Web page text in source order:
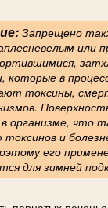
Запрещено
или
которые в
токсины,
в организме, что
токсинов и
его
для зимней